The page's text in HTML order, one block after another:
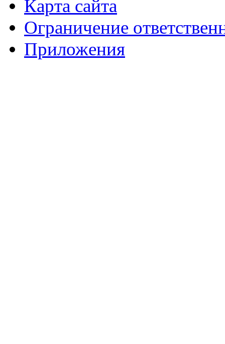
Карта сайта
Ограничение
Приложения